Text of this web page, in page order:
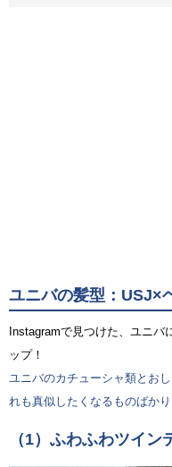
ユニバの髪型：USJ×
Instagramで見つけた、ユニバ
ップ！
ユニバのカチューシャ類とお
れも真似したくなるものばか
（1）ふわふわツイン